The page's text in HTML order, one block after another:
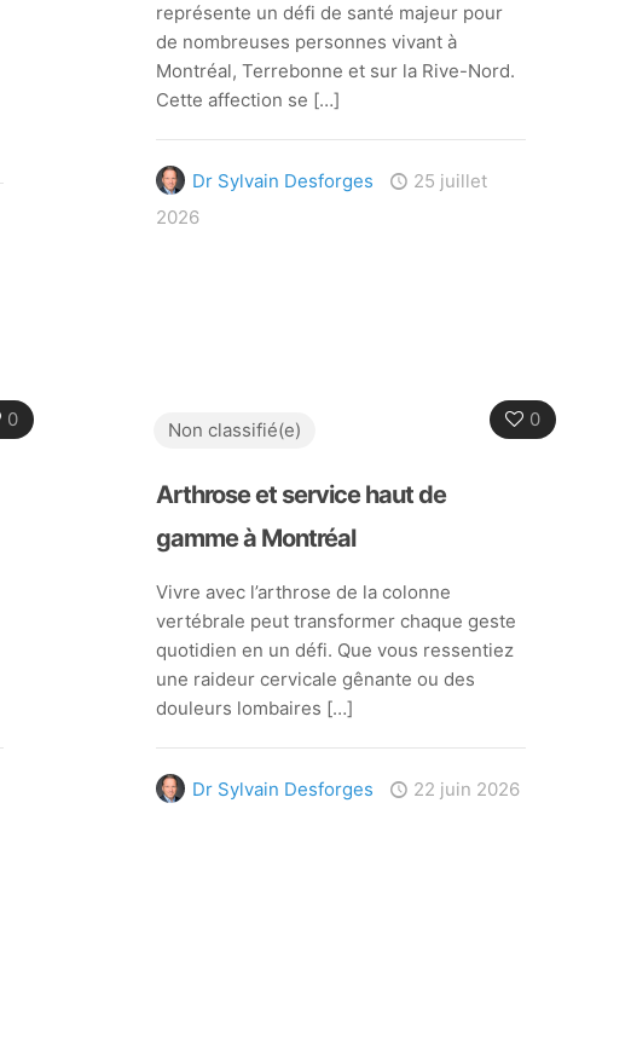
représente un défi de santé majeur pour
de nombreuses personnes vivant à
Montréal, Terrebonne et sur la Rive-Nord.
Cette affection se […]
Dr Sylvain Desforges
25 juillet
2026
0 0
Non classifié(e)
Arthrose et service haut de
gamme à Montréal
Vivre avec l’arthrose de la colonne
vertébrale peut transformer chaque geste
quotidien en un défi. Que vous ressentiez
une raideur cervicale gênante ou des
douleurs lombaires […]
Dr Sylvain Desforges 22 juin 2026